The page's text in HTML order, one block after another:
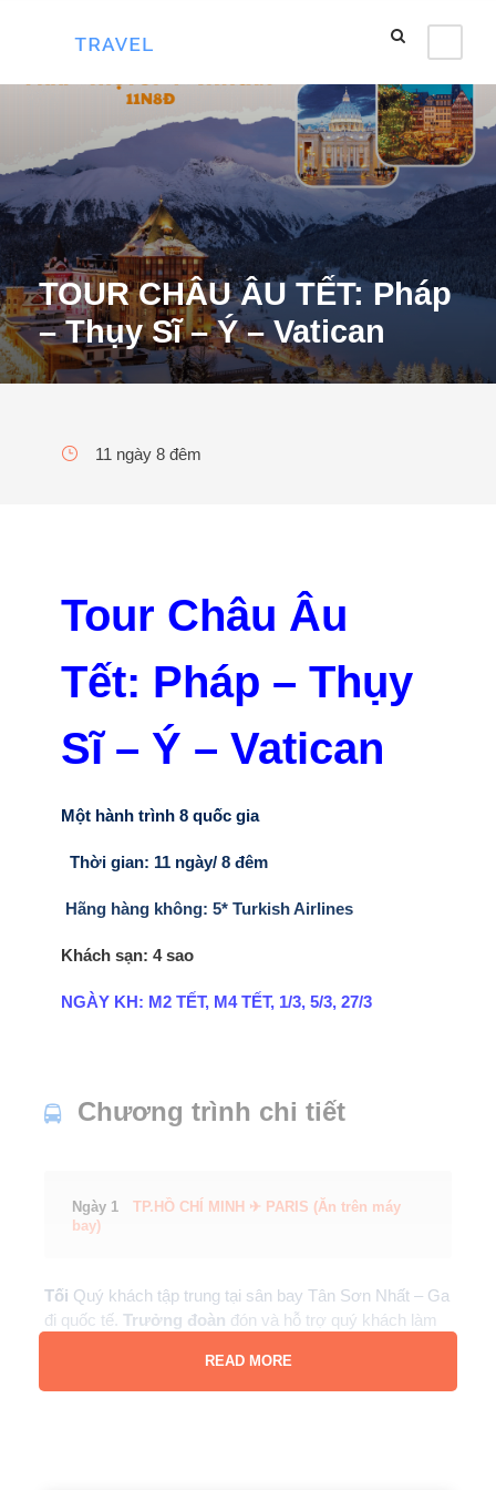
TOUR CHÂU ÂU TẾT: Pháp
– Thụy Sĩ – Ý – Vatican
11 ngày 8 đêm
Tour Châu Âu
Tết: Pháp – Thụy
Sĩ – Ý – Vatican
Một hành trình 8 quốc gia
Thời gian: 11 ngày/ 8 đêm
Hãng hàng không: 5* Turkish Airlines
Khách sạn: 4 sao
NGÀY KH: M2 TẾT, M4 TẾT, 1/3, 5/3, 27/3
Chương trình chi tiết
Ngày 1
TP.HỒ CHÍ MINH ✈ PARIS (Ăn trên máy
bay)
Tối Quý khách tập trung tại sân bay Tân Sơn Nhất – Ga
đi quốc tế. Trưởng đoàn đón và hỗ trợ quý khách làm
Giờ bay dự kiến
READ MORE